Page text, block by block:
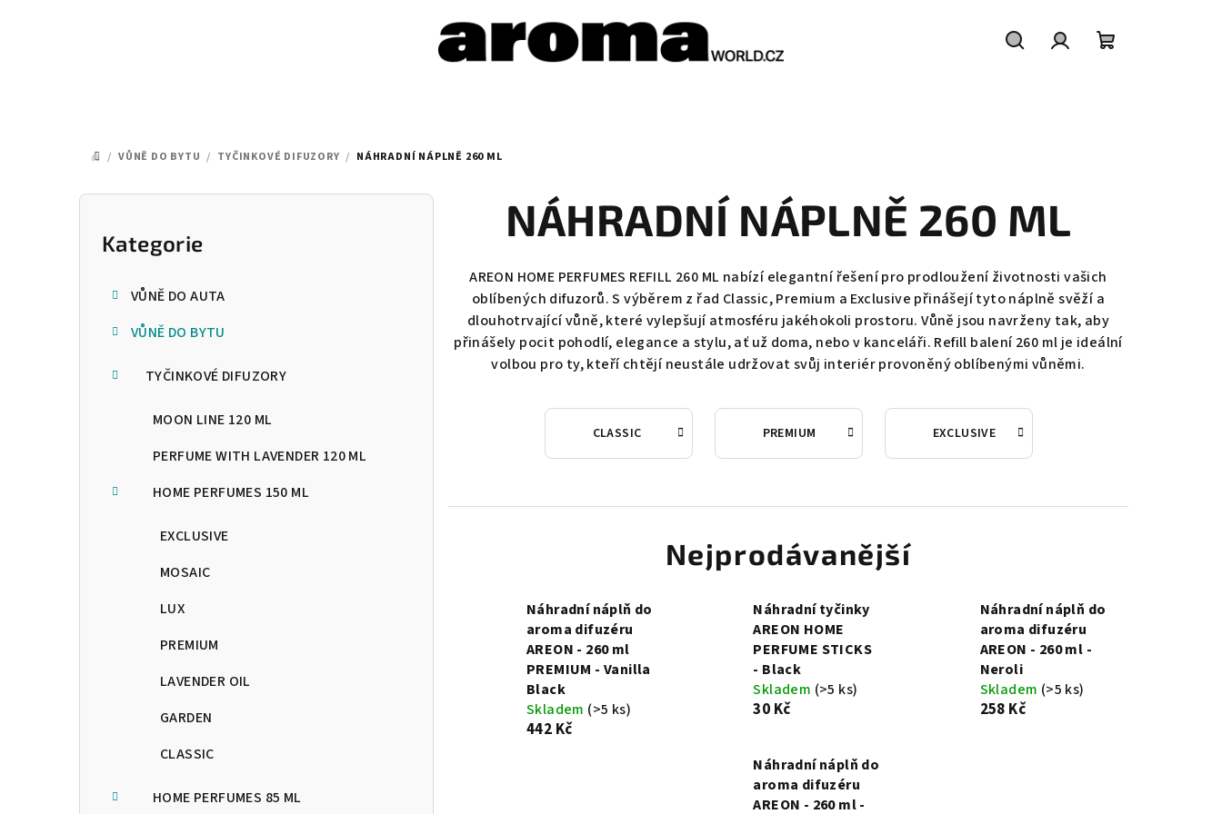
DOMŮ
/ VŮNĚ DO BYTU / TYČINKOVÉ DIFUZORY / NÁHRADNÍ NÁPLNĚ 260 ML
P
Přeskočit
kategorie
Kategorie
VŮNĚ DO AUTA
VŮNĚ DO BYTU
TYČINKOVÉ DIFUZORY
MOON LINE 120 ML
PERFUME WITH LAVENDER 120 ML
HOME PERFUMES 150 ML
EXCLUSIVE
MOSAIC
LUX
PREMIUM
LAVENDER OIL
GARDEN
CLASSIC
HOME PERFUMES 85 ML
NÁHRADNÍ NÁPLNĚ 260 ML
AREON HOME PERFUMES REFILL 260 ML nabízí elegantní řešení pro prodloužení životnosti vašich
oblíbených difuzorů. S výběrem z řad Classic, Premium a Exclusive přinášejí tyto náplně svěží a
dlouhotrvající vůně, které vylepšují atmosféru jakéhokoli prostoru. Vůně jsou navrženy tak, aby
přinášely pocit pohodlí, elegance a stylu, ať už doma, nebo v kanceláři. Refill balení 260 ml je ideální
volbou pro ty, kteří chtějí neustále udržovat svůj interiér provoněný oblíbenými vůněmi.
CLASSIC PREMIUM EXCLUSIVE
Nejprodávanější
Náhradní náplň do
aroma difuzéru
AREON - 260 ml
PREMIUM - Vanilla
Black
Skladem (>5 ks)
442 Kč
Náhradní tyčinky
AREON HOME
PERFUME STICKS
- Black
Skladem (>5 ks)
30 Kč
Náhradní náplň do
aroma difuzéru
AREON - 260 ml -
Neroli
Skladem (>5 ks)
258 Kč
Náhradní náplň do
aroma difuzéru
AREON - 260 ml -